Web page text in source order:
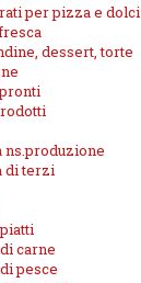
per pizza e dolci
dessert, torte
ns.produzione
di terzi
carne
pesce